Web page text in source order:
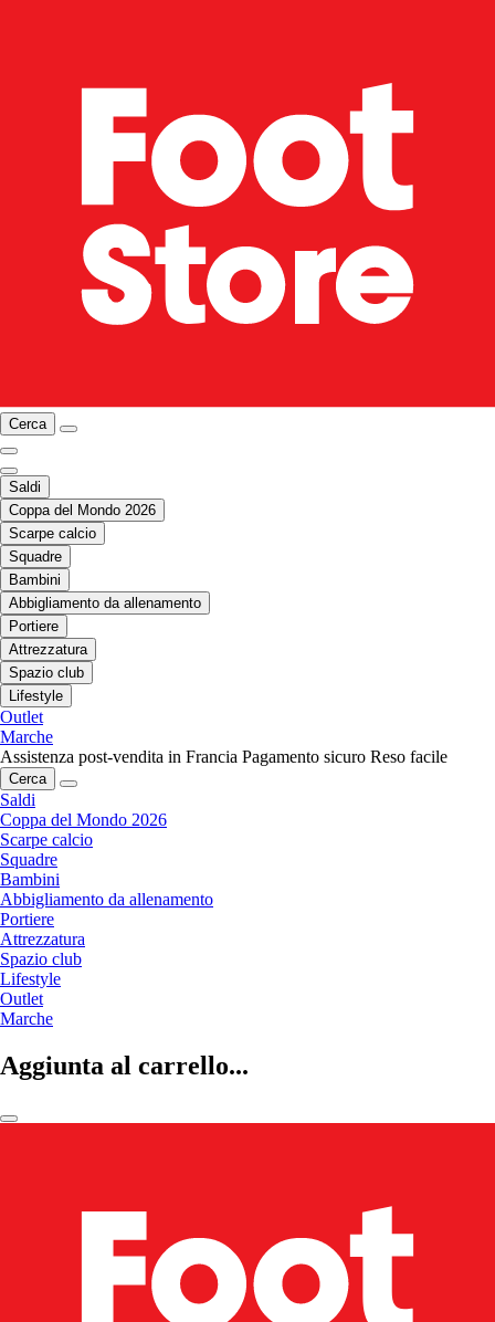
Cerca
Saldi
Coppa del Mondo 2026
Scarpe calcio
Squadre
Bambini
Abbigliamento da allenamento
Portiere
Attrezzatura
Spazio club
Lifestyle
Outlet
Marche
Assistenza post-vendita in Francia Pagamento sicuro Reso facile
Cerca
Saldi
Coppa del Mondo 2026
Scarpe calcio
Squadre
Bambini
Abbigliamento da allenamento
Portiere
Attrezzatura
Spazio club
Lifestyle
Outlet
Marche
Aggiunta al carrello...